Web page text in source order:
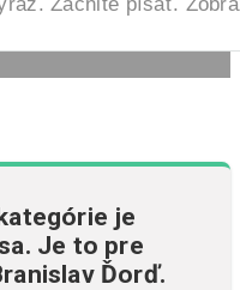
je
Je to pre
Ďorď.